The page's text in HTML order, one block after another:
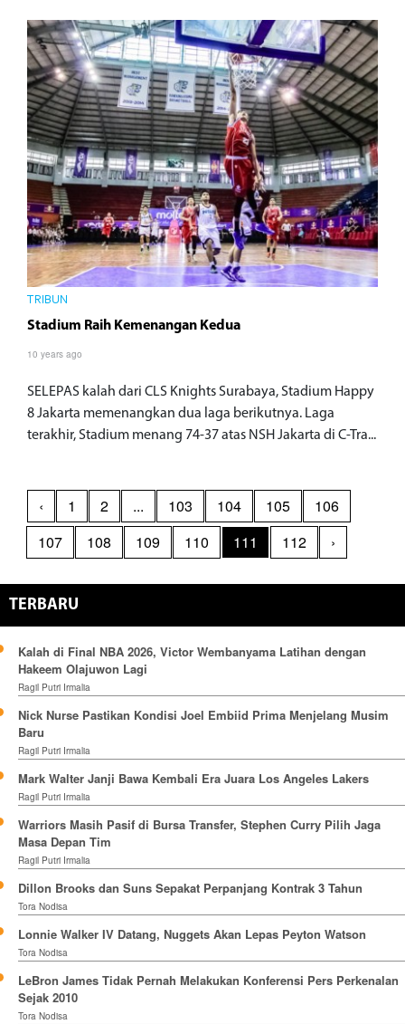
TRIBUN
Stadium Raih Kemenangan Kedua
10 years ago
SELEPAS kalah dari CLS Knights Surabaya, Stadium Happy
8 Jakarta memenangkan dua laga berikutnya. Laga
terakhir, Stadium menang 74-37 atas NSH Jakarta di C-Tra...
‹ 1 2 ... 103 104 105
106
107
108 109 110 111 112 ›
TERBARU
Kalah di Final NBA 2026, Victor Wembanyama Latihan dengan
Hakeem Olajuwon Lagi
Ragil Putri Irmalia
Nick Nurse Pastikan Kondisi Joel Embiid Prima Menjelang Musim
Baru
Ragil Putri Irmalia
Mark Walter Janji Bawa Kembali Era Juara Los Angeles Lakers
Ragil Putri Irmalia
Warriors Masih Pasif di Bursa Transfer, Stephen Curry Pilih Jaga
Masa Depan Tim
Ragil Putri Irmalia
Dillon Brooks dan Suns Sepakat Perpanjang Kontrak 3 Tahun
Tora Nodisa
Lonnie Walker IV Datang, Nuggets Akan Lepas Peyton Watson
Tora Nodisa
LeBron James Tidak Pernah Melakukan Konferensi Pers Perkenalan
Sejak 2010
Tora Nodisa